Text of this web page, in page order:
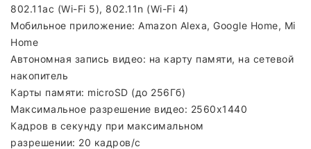
802.11ac (Wi-Fi 5), 802.11n (Wi-Fi 4)
Мобильное приложение: Amazon Alexa, Google Home, Mi
Home
Автономная запись видео: на карту памяти, на сетевой
накопитель
Карты памяти: microSD (до 256Гб)
Максимальное разрешение видео: 2560x1440
Кадров в секунду при максимальном
разрешении: 20 кадров/с